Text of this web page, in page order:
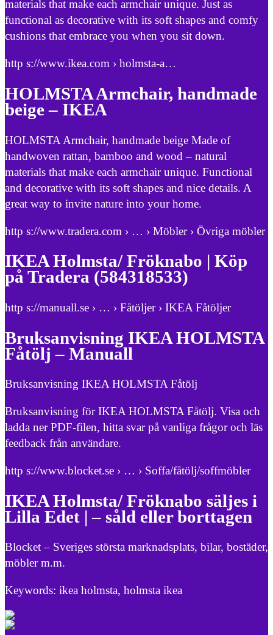
materials that make each armchair unique. Just as
functional as decorative with its soft shapes and comfy
cushions that embrace you when you sit down.
http s://www.ikea.com › holmsta-a…
HOLMSTA Armchair, handmade
beige – IKEA
HOLMSTA Armchair, handmade beige Made of
handwoven rattan, bamboo and wood – natural
materials that make each armchair unique. Functional
and decorative with its soft shapes and nice details. A
great way to invite nature into your home.
http s://www.tradera.com › … › Möbler › Övriga möbler
IKEA Holmsta/ Fröknabo | Köp
på Tradera (584318533)
http s://manuall.se › … › Fåtöljer › IKEA Fåtöljer
Bruksanvisning IKEA HOLMSTA
Fåtölj – Manuall
Bruksanvisning IKEA HOLMSTA Fåtölj
Bruksanvisning för IKEA HOLMSTA Fåtölj. Visa och
ladda ner PDF-filen, hitta svar på vanliga frågor och läs
feedback från användare.
http s://www.blocket.se › … › Soffa/fåtölj/soffmöbler
IKEA Holmsta/ Fröknabo säljes i
Lilla Edet | – såld eller borttagen
Blocket – Sveriges största marknadsplats, bilar, bostäder,
möbler m.m.
Keywords: ikea holmsta, holmsta ikea